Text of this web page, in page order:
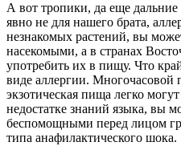
А вот тропики, да еще дальние
явно не для нашего брата,
незнакомых растений, вы
насекомыми, а в странах
употребить их в пищу. Что
виде аллергии. Многочасовой
экзотическая пища легко
недостатке знаний языка, вы
беспомощными перед лицом
типа анафилактического шока.